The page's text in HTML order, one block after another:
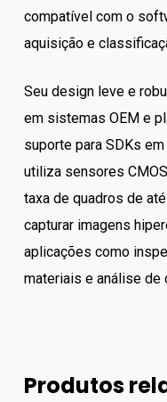
compatível com o
aquisição e
Seu design leve e
em sistemas OEM e
suporte para SDKs
utiliza sensores
taxa de quadros de
capturar imagens
aplicações como
materiais e análise de
Produtos